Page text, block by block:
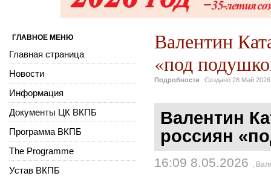
Валентин
«под
Подробности Создано 28 Май 2026
Валентин
россиян
16:09 8.05.2026 ,
ГЛАВНОЕ МЕНЮ
Главная страница
Новости
Информация
Документы ЦК ВКПБ
Программа ВКПБ
The Programme
Устав ВКПБ